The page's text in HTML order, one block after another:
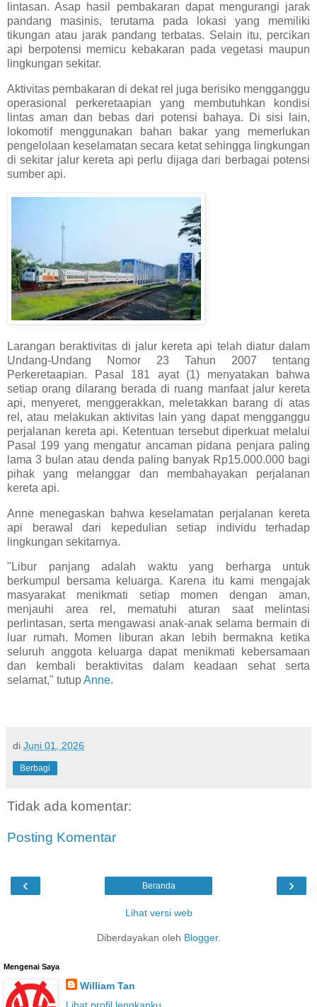
lintasan. Asap hasil pembakaran dapat mengurangi jarak
pandang masinis, terutama pada lokasi yang memiliki
tikungan atau jarak pandang terbatas. Selain itu, percikan
api berpotensi memicu kebakaran pada vegetasi maupun
lingkungan sekitar.
Aktivitas pembakaran di dekat rel juga berisiko mengganggu
operasional perkeretaapian yang membutuhkan kondisi
lintas aman dan bebas dari potensi bahaya. Di sisi lain,
lokomotif menggunakan bahan bakar yang memerlukan
pengelolaan keselamatan secara ketat sehingga lingkungan
di sekitar jalur kereta api perlu dijaga dari berbagai potensi
sumber api.
Larangan beraktivitas di jalur kereta api telah diatur dalam
Undang-Undang Nomor 23 Tahun 2007 tentang
Perkeretaapian. Pasal 181 ayat (1) menyatakan bahwa
setiap orang dilarang berada di ruang manfaat jalur kereta
api, menyeret, menggerakkan, meletakkan barang di atas
rel, atau melakukan aktivitas lain yang dapat mengganggu
perjalanan kereta api. Ketentuan tersebut diperkuat melalui
Pasal 199 yang mengatur ancaman pidana penjara paling
lama 3 bulan atau denda paling banyak Rp15.000.000 bagi
pihak yang melanggar dan membahayakan perjalanan
kereta api.
Anne menegaskan bahwa keselamatan perjalanan kereta
api berawal dari kepedulian setiap individu terhadap
lingkungan sekitarnya.
"Libur panjang adalah waktu yang berharga untuk
berkumpul bersama keluarga. Karena itu kami mengajak
masyarakat menikmati setiap momen dengan aman,
menjauhi area rel, mematuhi aturan saat melintasi
perlintasan, serta mengawasi anak-anak selama bermain di
luar rumah. Momen liburan akan lebih bermakna ketika
seluruh anggota keluarga dapat menikmati kebersamaan
dan kembali beraktivitas dalam keadaan sehat serta
selamat," tutupAnne.
di Juni 01, 2026
Berbagi
Tidak ada komentar:
Posting Komentar
‹ ›
Beranda
Lihat versi web
Diberdayakan oleh Blogger.
Mengenai Saya
William Tan